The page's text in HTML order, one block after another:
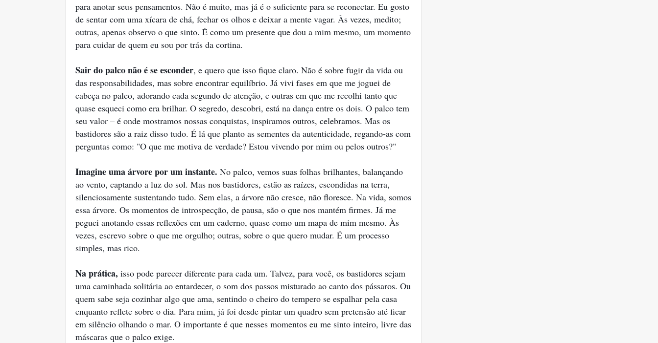
para anotar seus pensamentos. Não é muito, mas já é o suficiente para se reconectar. Eu gosto
de sentar com uma xícara de chá, fechar os olhos e deixar a mente vagar. Às vezes, medito;
outras, apenas observo o que sinto. É como um presente que dou a mim mesmo, um momento
para cuidar de quem eu sou por trás da cortina.
Sair do palco não é se esconder, e quero que isso fique claro. Não é sobre fugir da vida ou
das responsabilidades, mas sobre encontrar equilíbrio. Já vivi fases em que me joguei de
cabeça no palco, adorando cada segundo de atenção, e outras em que me recolhi tanto que
quase esqueci como era brilhar. O segredo, descobri, está na dança entre os dois. O palco tem
seu valor – é onde mostramos nossas conquistas, inspiramos outros, celebramos. Mas os
bastidores são a raiz disso tudo. É lá que planto as sementes da autenticidade, regando-as com
perguntas como: "O que me motiva de verdade? Estou vivendo por mim ou pelos outros?"
Imagine uma árvore por um instante. No palco, vemos suas folhas brilhantes, balançando
ao vento, captando a luz do sol. Mas nos bastidores, estão as raízes, escondidas na terra,
silenciosamente sustentando tudo. Sem elas, a árvore não cresce, não floresce. Na vida, somos
essa árvore. Os momentos de introspecção, de pausa, são o que nos mantém firmes. Já me
peguei anotando essas reflexões em um caderno, quase como um mapa de mim mesmo. Às
vezes, escrevo sobre o que me orgulho; outras, sobre o que quero mudar. É um processo
simples, mas rico.
Na prática, isso pode parecer diferente para cada um. Talvez, para você, os bastidores sejam
uma caminhada solitária ao entardecer, o som dos passos misturado ao canto dos pássaros. Ou
quem sabe seja cozinhar algo que ama, sentindo o cheiro do tempero se espalhar pela casa
enquanto reflete sobre o dia. Para mim, já foi desde pintar um quadro sem pretensão até ficar
em silêncio olhando o mar. O importante é que nesses momentos eu me sinto inteiro, livre das
máscaras que o palco exige.